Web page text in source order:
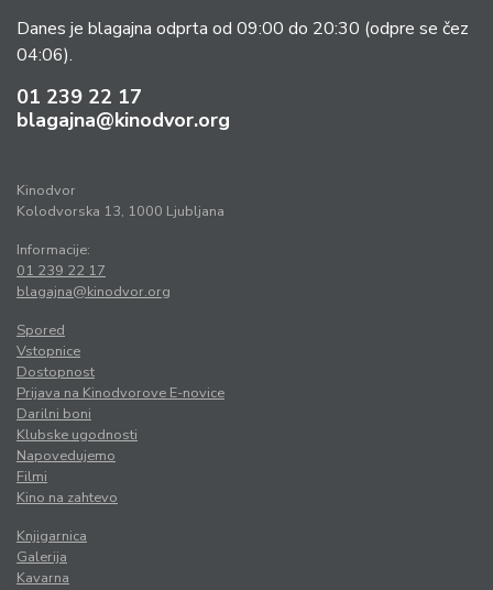
Danes je blagajna odprta od 09:00 do 20:30 (odpre se čez
04:06).
01 239 22 17
blagajna@kinodvor.org
Kinodvor
Kolodvorska 13, 1000 Ljubljana
Informacije:
01 239 22 17
blagajna@kinodvor.org
Spored
Vstopnice
Dostopnost
Prijava na Kinodvorove E-novice
Darilni boni
Klubske ugodnosti
Napovedujemo
Filmi
Kino na zahtevo
Knjigarnica
Galerija
Kavarna